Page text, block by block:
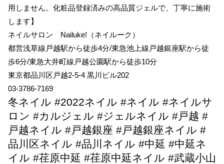
用しません。化粧品登録済みの高品質ジェルで、丁寧に施術
します】
ネイルサロン Nailuke!（ネイルーク）
都営浅草線戸越駅から徒歩4分/東急池上線戸越銀座駅から徒
歩6分/東急大井町線戸越公園駅から徒歩10分
東京都品川区戸越2-5-4 黒川ビル202
03-3786-7169
冬ネイル #2022ネイル #ネイル #ネイルサ
ロン #カルジェル #ジェルネイル #戸越 #
戸越ネイル #戸越銀座 #戸越銀座ネイル #
品川区ネイル #品川ネイル #中延 #中延ネ
イル #荏原中延 #荏原中延ネイル #武蔵小山